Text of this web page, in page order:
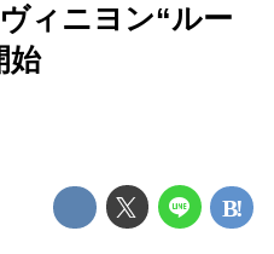
ィニヨン“ルー
始